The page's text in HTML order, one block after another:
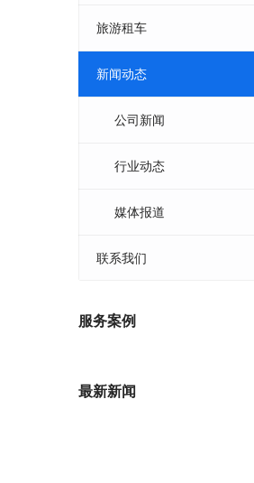
旅游租车
新闻动态
公司新闻
行业动态
媒体报道
联系我们
服务案例
最新新闻